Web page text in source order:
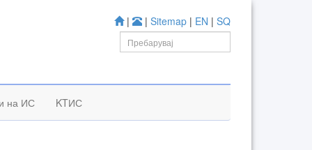
| | Sitemap | EN | SQ
на ИС KTИС